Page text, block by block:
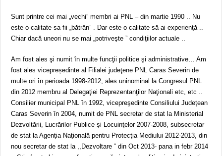
Sunt printre cei mai „vechi” membri ai PNL – din martie 1990 .. Nu
este o calitate sa fii „bătrân” . Dar este o calitate să ai experienţă ..
Chiar dacă uneori nu se mai „potriveşte ” condiţiilor actuale ..
Am fost ales şi numit în multe funcţii politice şi administrative… Am
fost ales vicepreședinte al Filialei judeţene PNL Caras Severin de
multe ori în perioada 1998-2012, ales uninominal la Congresul PNL
din 2012 membru al Delegaţiei Reprezentanţilor Naţionali etc, etc ..
Consilier municipal PNL în 1992, vicepreşedinte Consiliului Județean
Caras Severin în 2004, numit de PNL secretar de stat la Ministerial
Dezvoltării, Lucrărilor Publice şi Locuinţelor 2007-2008, subsecretar
de stat la Agenţia Naţională pentru Protecţia Mediului 2012-2013, din
nou secretar de stat la ,,Dezvoltare ” din Oct 2013- pana in febr 2014